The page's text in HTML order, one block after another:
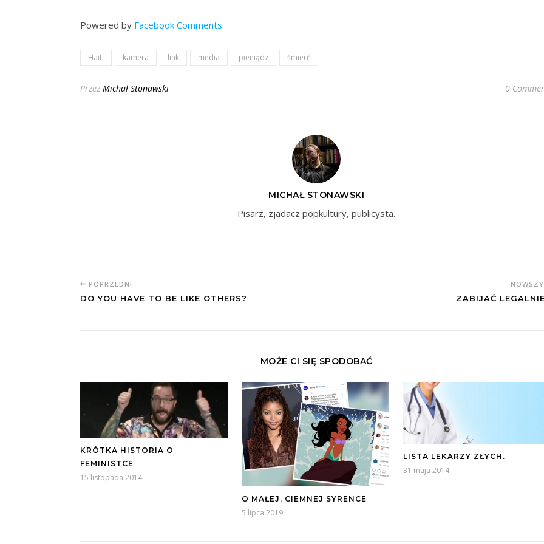
Powered by Facebook Comments
Haiti kamera link media pieniądz śmierć
Przez Michał Stonawski 0
MICHAŁ STONAWSKI
Pisarz, zjadacz popkultury, publicysta.
POPRZEDNI
DO YOU HAVE TO BE LIKE OTHERS? ZABIJAĆ
MOŻE CI SIĘ SPODOBAĆ
KRÓTKA HISTORIA O
FEMINISTCE
15 listopada 2014
O MAŁEJ, CIEMNEJ SYRENCE
5 lipca 2019
LISTA LEKARZY ZŁYCH.
31 maja 2014